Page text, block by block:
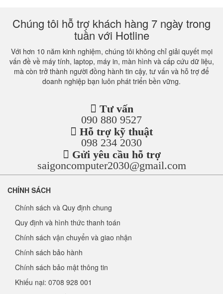
Chúng tôi hỗ trợ khách hàng 7 ngày trong
tuần với Hotline
Với hơn 10 năm kinh nghiệm, chúng tôi không chỉ giải quyết mọi
vấn đề về máy tính, laptop, máy in, màn hình và cấp cứu dữ liệu,
mà còn trở thành người đồng hành tin cậy, tư vấn và hỗ trợ để
doanh nghiệp bạn luôn phát triển bền vững.
Tư vấn
090 880 9527
Hỗ trợ kỹ thuật
098 234 2030
Gửi yêu cầu hỗ trợ
saigoncomputer2030@gmail.com
CHÍNH SÁCH
Chính sách và Quy định chung
Quy định và hình thức thanh toán
Chính sách vận chuyển và giao nhận
Chính sách bảo hành
Chính sách bảo mật thông tin
Khiếu nại: 0708 928 001